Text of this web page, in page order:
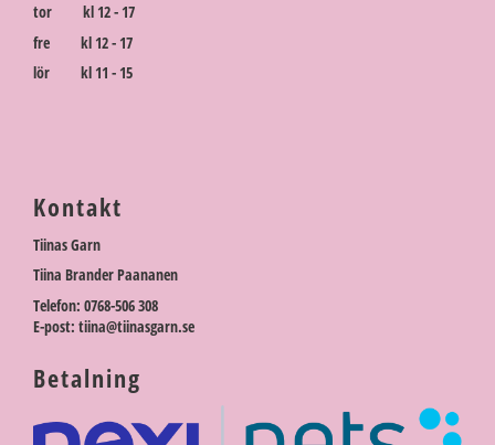
tor kl 12 - 17
fre kl 12 - 17
lör kl 11 - 15
Kontakt
Tiinas Garn
Tiina Brander Paananen
Telefon: 0768-506 308
E-post: tiina@tiinasgarn.se
Betalning